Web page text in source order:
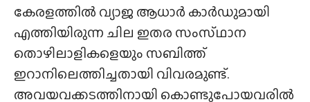
കേരളത്തിൽ വ്യാജ ആധാർ കാർഡുമായി
എത്തിയിരുന്ന ചില ഇതര സംസ്‌ഥാന
തൊഴിലാളികളെയും സബിത്ത്
ഇറാനിലെത്തിച്ചതായി വിവരമുണ്ട്.
അവയവക്കടത്തിനായി കൊണ്ടുപോയവരിൽ